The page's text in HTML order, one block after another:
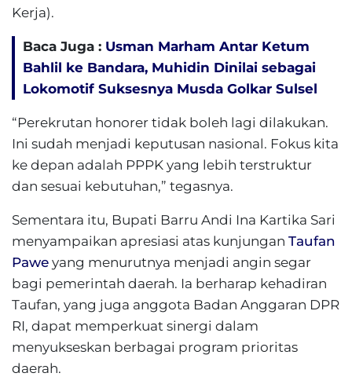
Kerja).
Baca Juga : Usman Marham Antar Ketum
Bahlil ke Bandara, Muhidin Dinilai sebagai
Lokomotif Suksesnya Musda Golkar Sulsel
“Perekrutan honorer tidak boleh lagi dilakukan.
Ini sudah menjadi keputusan nasional. Fokus kita
ke depan adalah PPPK yang lebih terstruktur
dan sesuai kebutuhan,” tegasnya.
Sementara itu, Bupati Barru Andi Ina Kartika Sari
menyampaikan apresiasi atas kunjungan Taufan
Pawe yang menurutnya menjadi angin segar
bagi pemerintah daerah. Ia berharap kehadiran
Taufan, yang juga anggota Badan Anggaran DPR
RI, dapat memperkuat sinergi dalam
menyukseskan berbagai program prioritas
daerah.